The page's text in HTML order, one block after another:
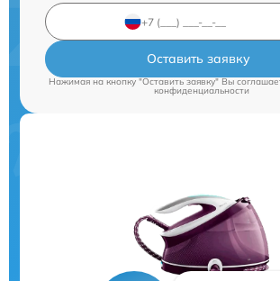
Оставить заявку
Нажимая на кнопку "Оставить заявку" Вы
конфиденциальности